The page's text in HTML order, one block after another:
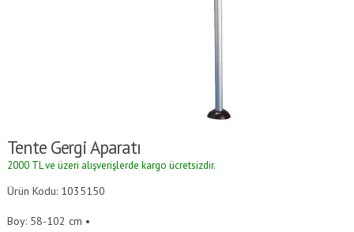
Tente Gergi Aparatı
2000 TL ve üzeri alışverişlerde kargo ücretsizdir.
Ürün Kodu: 1035150
Boy: 58-102 cm •